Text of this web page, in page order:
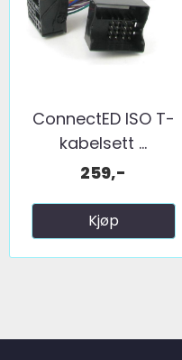
ConnectED ISO T-
kabelsett ...
259,-
Kjøp